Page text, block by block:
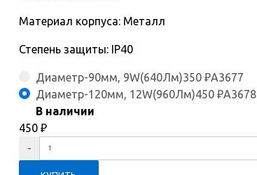
Материал корпуса: Металл
Степень защиты: IP40
Диаметр-90мм, 9W(640Лм)350 ₽A3677
Диаметр-120мм, 12W(960Лм)450 ₽A3678
В наличии
450 ₽